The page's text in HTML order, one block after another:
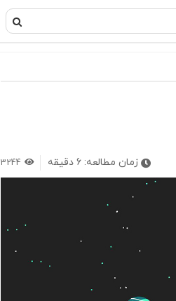
زمان مطالعه: 6 دقیقه 3244